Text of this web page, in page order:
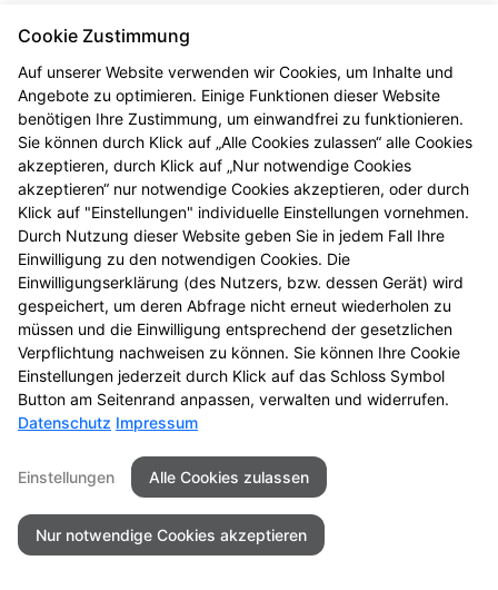
Blutdruckmessung
Hauttest bei Allergien
Osteoporose
Schwangerschaftsfrühtest
Seitenübersicht Kontakt
Impressum
Datenschutz
Barrierefreiheit
© 2026 Apotheke Biberach
Cookie Zustimmung
Auf unserer Website verwenden wir Cookies, um Inhalte und
Angebote zu optimieren. Einige Funktionen dieser Website
benötigen Ihre Zustimmung, um einwandfrei zu funktionieren.
Sie können durch Klick auf „Alle Cookies zulassen“ alle Cookies
akzeptieren, durch Klick auf „Nur notwendige Cookies
akzeptieren“ nur notwendige Cookies akzeptieren, oder durch
Klick auf "Einstellungen" individuelle Einstellungen vornehmen.
Durch Nutzung dieser Website geben Sie in jedem Fall Ihre
Einwilligung zu den notwendigen Cookies. Die
Einwilligungserklärung (des Nutzers, bzw. dessen Gerät) wird
gespeichert, um deren Abfrage nicht erneut wiederholen zu
müssen und die Einwilligung entsprechend der gesetzlichen
Verpflichtung nachweisen zu können. Sie können Ihre Cookie
Einstellungen jederzeit durch Klick auf das Schloss Symbol
Button am Seitenrand anpassen, verwalten und widerrufen.
Datenschutz Impressum
Einstellungen Alle Cookies zulassen
Nur notwendige Cookies akzeptieren